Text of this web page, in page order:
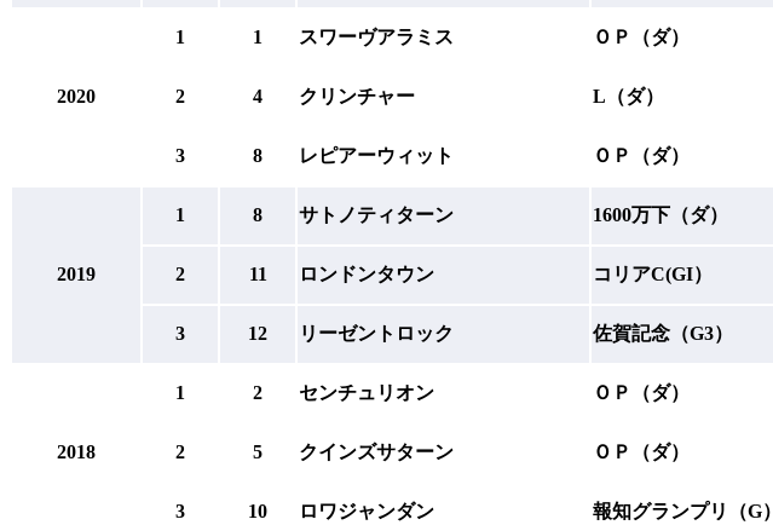
2020
1 1 スワーヴアラミス ＯＰ（ダ）
2 4 クリンチャー L（ダ）
3 8 レピアーウィット ＯＰ（ダ）
2019
1 8 サトノティターン 1600万下（ダ）
2 11 ロンドンタウン コリアC(GI）
3 12 リーゼントロック 佐賀記念（G3）
2018
1 2 センチュリオン ＯＰ（ダ）
2 5 クインズサターン ＯＰ（ダ）
3 10 ロワジャンダン 報知グランプリ（G）